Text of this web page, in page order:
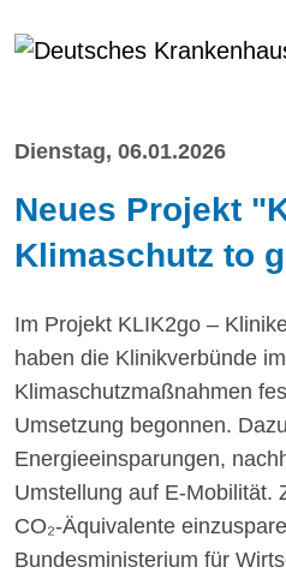
Dienstag, 06.01.2026
Neues Projekt
Klimaschutz to
Im Projekt KLIK2go –
haben die Klinikverbünde
Klimaschutzmaßnahmen
Umsetzung begonnen.
Energieeinsparungen,
Umstellung auf E-Mobilität.
CO₂-Äquivalente
Bundesministerium für